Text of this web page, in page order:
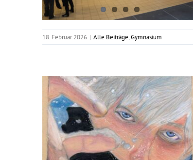
18. Februar 2026 | Alle Beiträge,Gymnasium